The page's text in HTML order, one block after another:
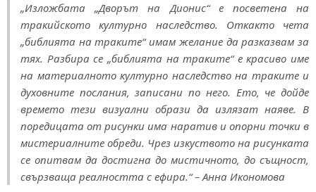
„Изложбата „Дворът на Дионис“ е посветена на
тракийското културно наследство. Откакто чета
„библията на траките“ имам желание да разказвам за
тях. Разбира се „библията на траките“ е красиво име
на материалното културно наследство на траките и
духовните послания, записани по него. Ето, че дойде
времето тези визуални образи да излязат наяве. В
поредицата от рисунки има наратив и опорни точки в
мистериалните обреди. Чрез изкуството на рисунката
се опитвам да достигна до мистичното, до същност,
свързваща реалността с ефира.“– Анна Икономова